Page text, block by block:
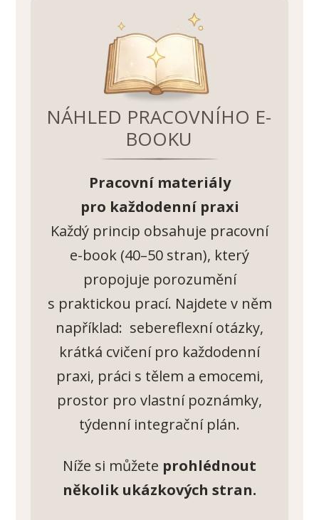
NÁHLED PRACOVNÍHO E-
BOOKU
Pracovní materiály
pro každodenní praxi
Každý princip obsahuje pracovní
e-book (40–50 stran), který
propojuje porozumění
s praktickou prací. Najdete v něm
například: sebereflexní otázky,
krátká cvičení pro každodenní
praxi, práci s tělem a emocemi,
prostor pro vlastní poznámky,
týdenní integrační plán.
Níže si můžete prohlédnout
několik ukázkových stran.